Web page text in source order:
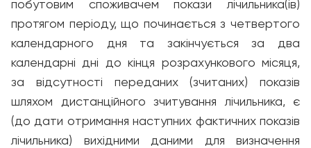
побутовим споживачем покази лічильника(ів)
протягом періоду, що починається з четвертого
календарного дня та закінчується за два
календарні дні до кінця розрахункового місяця,
за відсутності переданих (зчитаних) показів
шляхом дистанційного зчитування лічильника, є
(до дати отримання наступних фактичних показів
лічильника) вихідними даними для визначення